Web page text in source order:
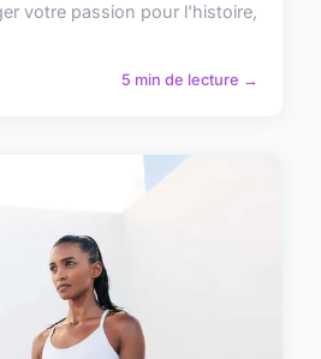
votre passion pour l'histoire,
5 min de lecture →